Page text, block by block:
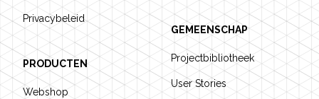
Privacybeleid
PRODUCTEN
Webshop
GEMEENSCHAP
Projectbibliotheek
User Stories